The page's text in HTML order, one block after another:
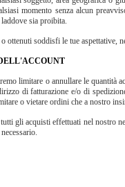
momento senza alcun
sia proibita.
soddisfi le tue aspettative,
limitare o annullare le
di fatturazione e/o di
o vietare ordini che a nostro
gli acquisti effettuati nel